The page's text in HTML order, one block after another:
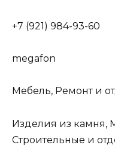
+7 (921) 984-93-60
megafon
Мебель, Ремонт и
Изделия из камня,
Строительные и